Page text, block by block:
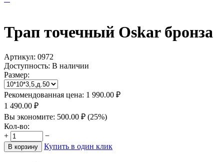
Трап точечный Oskar бронза
Артикул: 0972
Доступность: В наличии
Размер:
Рекомендованная цена: 1 990.00 ₽
1 490.00 ₽
Вы экономите: 500.00 ₽ (25%)
Кол-во:
+
−
В корзину Купить в один клик